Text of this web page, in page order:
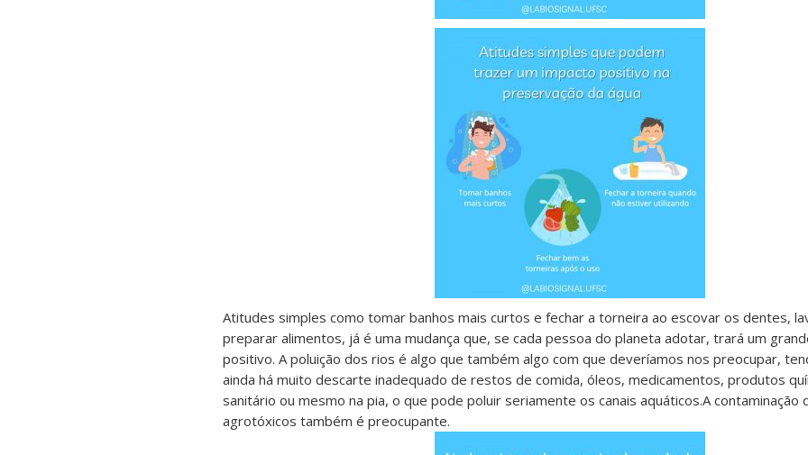
Atitudes simples como tomar banhos mais curtos e fechar a torneira ao escovar os dentes,
preparar alimentos, já é uma mudança que, se cada pessoa do planeta adotar, trará um
positivo. A poluição dos rios é algo que também algo com que deveríamos nos preocupar,
ainda há muito descarte inadequado de restos de comida, óleos, medicamentos, produtos
sanitário ou mesmo na pia, o que pode poluir seriamente os canais aquáticos.A contaminação
agrotóxicos também é preocupante.